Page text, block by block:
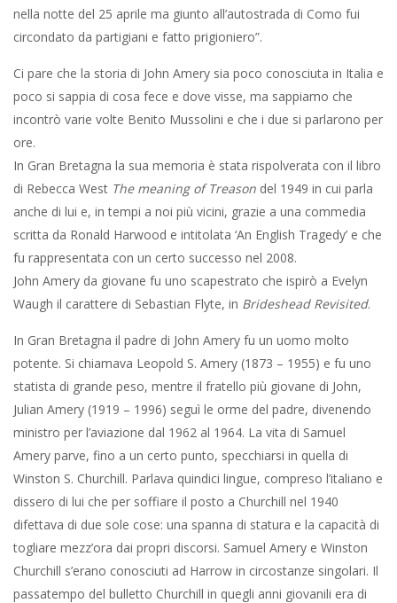
nella notte del 25 aprile ma giunto all’autostrada di Como fui
circondato da partigiani e fatto prigioniero”.
Ci pare che la storia di John Amery sia poco conosciuta in Italia e
poco si sappia di cosa fece e dove visse, ma sappiamo che
incontrò varie volte Benito Mussolini e che i due si parlarono per
ore.
In Gran Bretagna la sua memoria è stata rispolverata con il libro
di Rebecca West The meaning of Treason del 1949 in cui parla
anche di lui e, in tempi a noi più vicini, grazie a una commedia
scritta da Ronald Harwood e intitolata ‘An English Tragedy’ e che
fu rappresentata con un certo successo nel 2008.
John Amery da giovane fu uno scapestrato che ispirò a Evelyn
Waugh il carattere di Sebastian Flyte, in Brideshead Revisited.
In Gran Bretagna il padre di John Amery fu un uomo molto
potente. Si chiamava Leopold S. Amery (1873 – 1955) e fu uno
statista di grande peso, mentre il fratello più giovane di John,
Julian Amery (1919 – 1996) seguì le orme del padre, divenendo
ministro per l’aviazione dal 1962 al 1964. La vita di Samuel
Amery parve, fino a un certo punto, specchiarsi in quella di
Winston S. Churchill. Parlava quindici lingue, compreso l’italiano e
dissero di lui che per soffiare il posto a Churchill nel 1940
difettava di due sole cose: una spanna di statura e la capacità di
togliare mezz’ora dai propri discorsi. Samuel Amery e Winston
Churchill s’erano conosciuti ad Harrow in circostanze singolari. Il
passatempo del bulletto Churchill in quegli anni giovanili era di